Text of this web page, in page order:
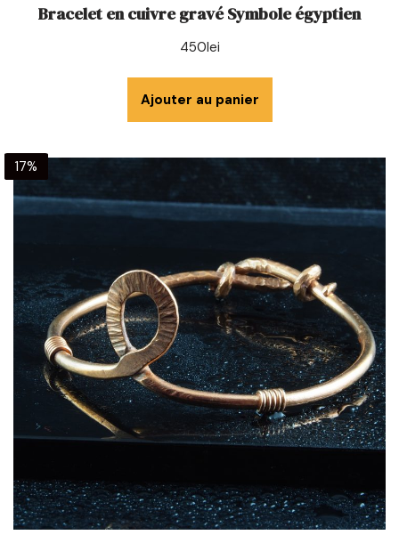
Bracelet en cuivre gravé Symbole égyptien
450lei
Ajouter au panier
17%